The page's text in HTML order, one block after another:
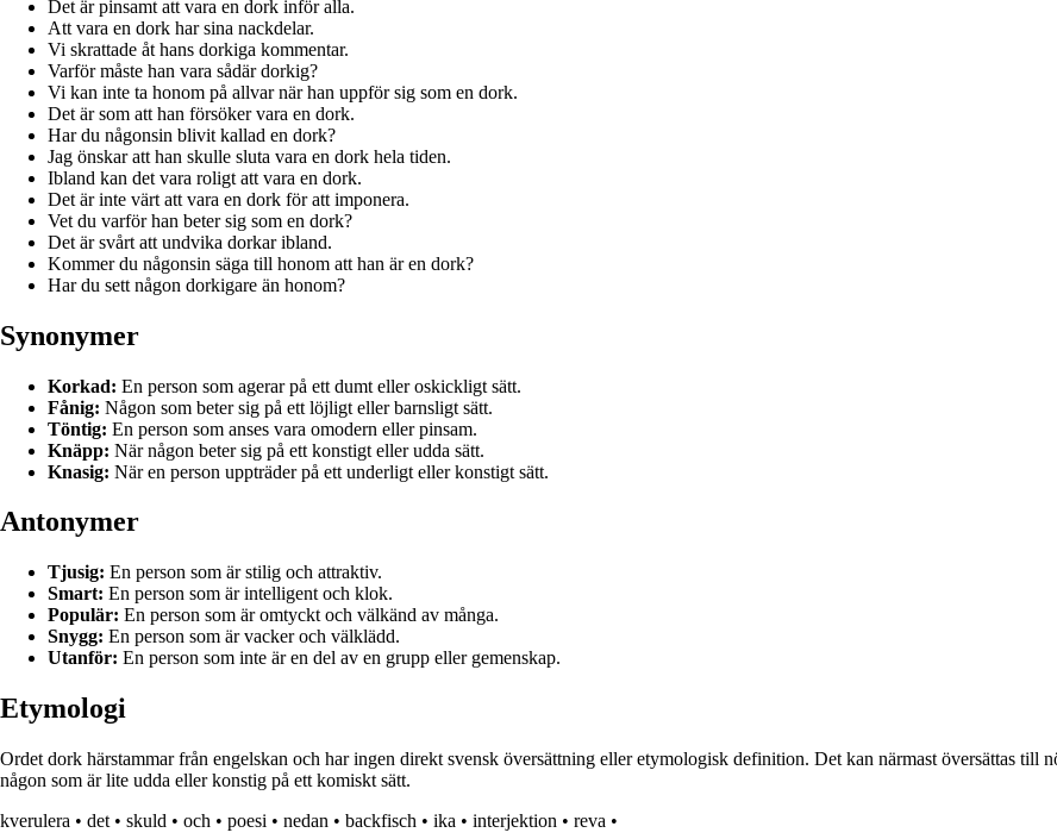
Det är pinsamt att vara en dork inför alla.
Att vara en dork har sina nackdelar.
Vi skrattade åt hans dorkiga kommentar.
Varför måste han vara sådär dorkig?
Vi kan inte ta honom på allvar när han uppför sig som en dork.
Det är som att han försöker vara en dork.
Har du någonsin blivit kallad en dork?
Jag önskar att han skulle sluta vara en dork hela tiden.
Ibland kan det vara roligt att vara en dork.
Det är inte värt att vara en dork för att imponera.
Vet du varför han beter sig som en dork?
Det är svårt att undvika dorkar ibland.
Kommer du någonsin säga till honom att han är en dork?
Har du sett någon dorkigare än honom?
Synonymer
Korkad: En person som agerar på ett dumt eller oskickligt sätt.
Fånig: Någon som beter sig på ett löjligt eller barnsligt sätt.
Töntig: En person som anses vara omodern eller pinsam.
Knäpp: När någon beter sig på ett konstigt eller udda sätt.
Knasig: När en person uppträder på ett underligt eller konstigt sätt.
Antonymer
Tjusig: En person som är stilig och attraktiv.
Smart: En person som är intelligent och klok.
Populär: En person som är omtyckt och välkänd av många.
Snygg: En person som är vacker och välklädd.
Utanför: En person som inte är en del av en grupp eller gemenskap.
Etymologi
Ordet dork härstammar från engelskan och har ingen direkt svensk översättning eller etymologisk definition. Det kan närmast översättas till
någon som är lite udda eller konstig på ett komiskt sätt.
kverulera • det • skuld • och • poesi • nedan • backfisch • ika • interjektion • reva •